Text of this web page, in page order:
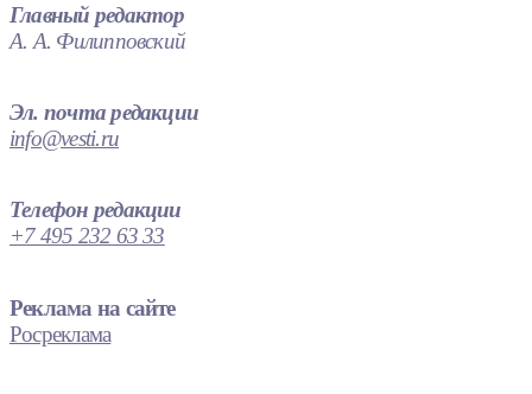
Главный редактор
А. А. Филипповский
Эл. почта редакции
info@vesti.ru
Телефон редакции
+7 495 232 63 33
Реклама на сайте
Росреклама